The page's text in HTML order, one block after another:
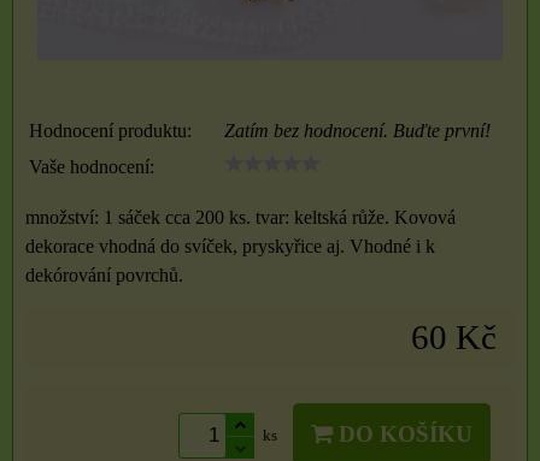
Hodnocení produktu:
Zatím bez hodnocení. Buďte první!
Vaše hodnocení:
množství: 1 sáček cca 200 ks. tvar: keltská růže. Kovová
dekorace vhodná do svíček, pryskyřice aj. Vhodné i k
dekórování povrchů.
60 Kč
ks DO KOŠÍKU